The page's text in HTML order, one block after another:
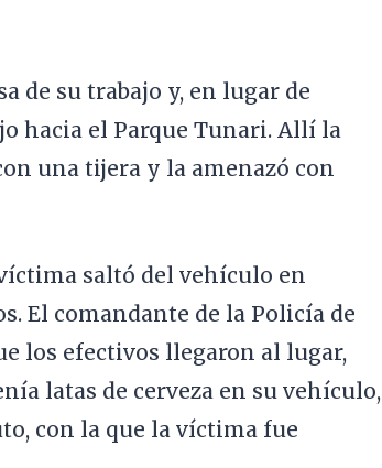
de su trabajo y, en lugar de
hacia el Parque Tunari. Allí la
una tijera y la amenazó con
saltó del vehículo en
El comandante de la Policía de
los efectivos llegaron al lugar,
latas de cerveza en su vehículo,
con la que la víctima fue